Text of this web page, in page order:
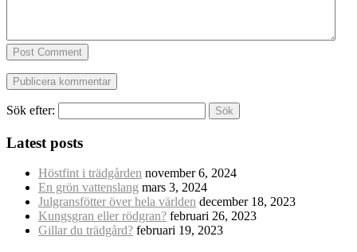
Post Comment
Sök efter:
Latest posts
Höstfint i trädgården november 6, 2024
En grön vattenslang mars 3, 2024
Julgransfötter över hela världen december 18, 2023
Kungsgran eller rödgran? februari 26, 2023
Gillar du trädgård? februari 19, 2023